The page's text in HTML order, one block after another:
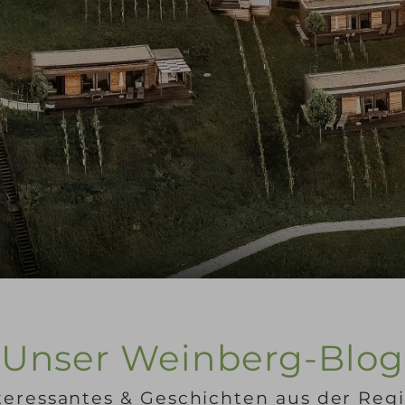
Unser Weinberg-Blog
& Geschichten aus der